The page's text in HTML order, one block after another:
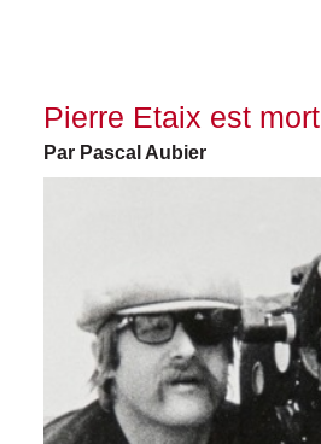
Pierre Etaix est mort
Par Pascal Aubier